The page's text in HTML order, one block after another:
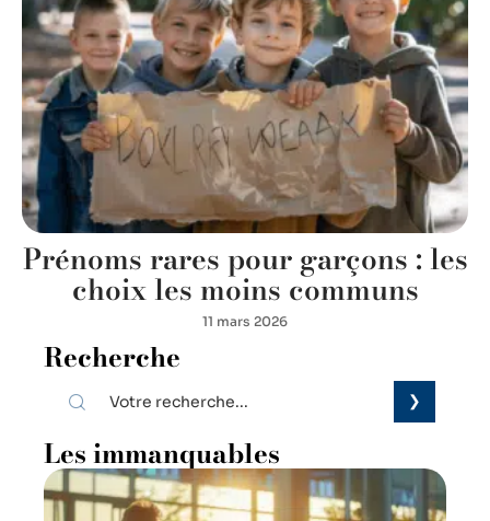
Prénoms rares pour garçons : les
choix les moins communs
11 mars 2026
Recherche
Les immanquables